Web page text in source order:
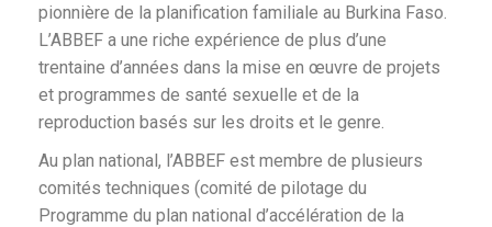
pionnière de la planification familiale au Burkina Faso.
L’ABBEF a une riche expérience de plus d’une
trentaine d’années dans la mise en œuvre de projets
et programmes de santé sexuelle et de la
reproduction basés sur les droits et le genre.
Au plan national, l’ABBEF est membre de plusieurs
comités techniques (comité de pilotage du
Programme du plan national d’accélération de la